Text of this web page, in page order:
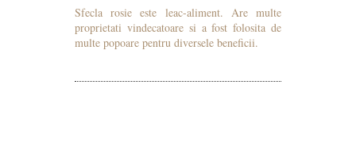
Sfecla rosie este leac-aliment. Are multe
proprietati vindecatoare si a fost folosita de
multe popoare pentru diversele beneficii.